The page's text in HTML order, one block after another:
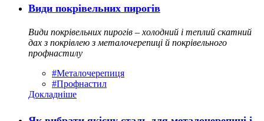
Види покрівельних пирогів
Види покрівельних пирогів – холодний і теплий скатний
дах з покрівлею з металочерепиці й покрівельного
профнастилу
#Металочерепиця
#Профнастил
Докладніше